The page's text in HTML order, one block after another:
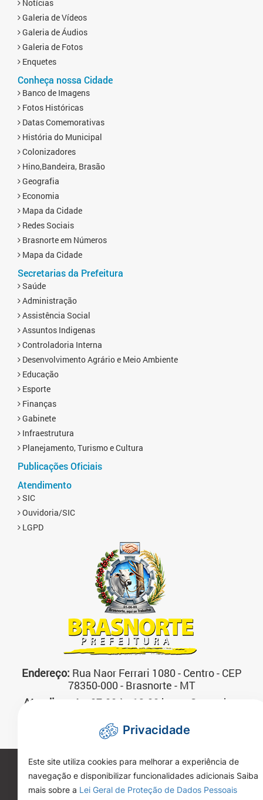
Notícias
Galeria de Vídeos
Galeria de Áudios
Galeria de Fotos
Enquetes
Conheça nossa Cidade
Banco de Imagens
Fotos Históricas
Datas Comemorativas
História do Municipal
Colonizadores
Hino,Bandeira, Brasão
Geografia
Economia
Mapa da Cidade
Redes Sociais
Brasnorte em Números
Mapa da Cidade
Secretarias da Prefeitura
Saúde
Administração
Assistência Social
Assuntos Indigenas
Controladoria Interna
Desenvolvimento Agrário e Meio Ambiente
Educação
Esporte
Finanças
Gabinete
Infraestrutura
Planejamento, Turismo e Cultura
Publicações Oficiais
Atendimento
SIC
Ouvidoria/SIC
LGPD
Endereço: Rua Naor Ferrari 1080 - Centro - CEP
78350-000 - Brasnorte - MT
Atendimento:
07:00 às 13:00 horas Segunda a
Telefone: (66)3592-3200
Copyright 2026. Todos os direitos reservados.
Privacidade
Este site utiliza cookies para melhorar a experiência de
navegação e disponibilizar funcionalidades adicionais Saiba
mais sobre a Lei Geral de Proteção de Dados Pessoais